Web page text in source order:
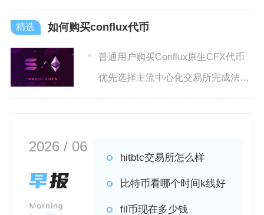
方式主要分为链上钱包存储
如何购买conflux代币
普通用户购买Conflux原生CFX代币
优先选择主流中心化交易所完成法币
入金交易，进阶用户
2026 / 06
hitbtc交易所怎么样
比特币看哪个时间k线好
fil币现在多少钱